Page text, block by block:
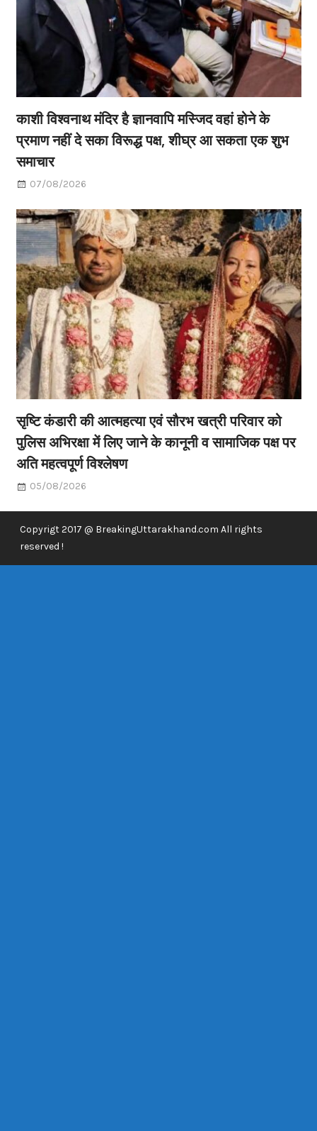
काशी विश्वनाथ मंदिर है ज्ञानवापि मस्जिद वहां होने के
प्रमाण नहीं दे सका विरूद्ध पक्ष, शीघ्र आ सकता एक शुभ
समाचार
07/08/2026
सृष्टि कंडारी की आत्महत्या एवं सौरभ खत्री परिवार को
पुलिस अभिरक्षा में लिए जाने के कानूनी व सामाजिक पक्ष पर
अति महत्वपूर्ण विश्लेषण
05/08/2026
Copyrigt 2017 @ BreakingUttarakhand.com All rights
reserved !